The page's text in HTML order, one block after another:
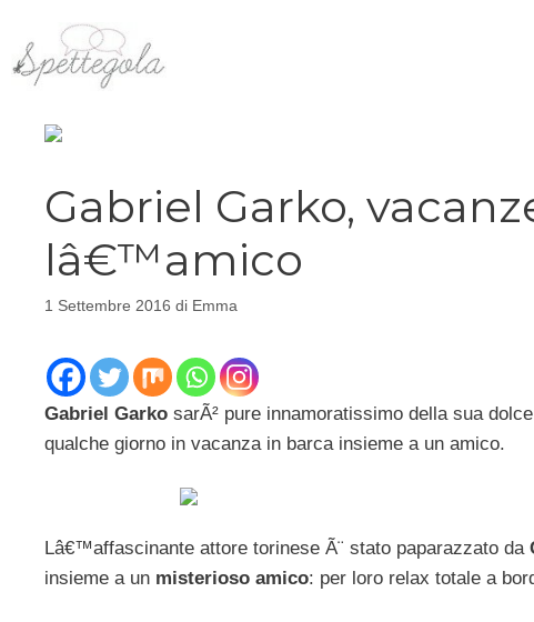
contenuto
Gabriel Garko,
lâ€™amico
1 Settembre 2016 di Emma
Gabriel Garko sarÃ² pure innamoratissimo della sua
qualche giorno in vacanza in barca insieme a un amico.
Lâ€™affascinante attore torinese Ã¨ stato paparazzato da
insieme a un misterioso amico: per loro relax totale a